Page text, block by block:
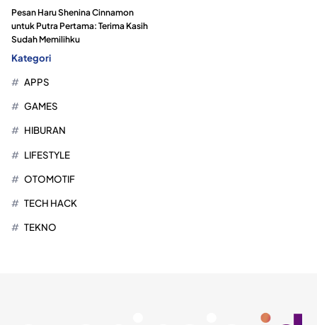
Pesan Haru Shenina Cinnamon
untuk Putra Pertama: Terima Kasih
Sudah Memilihku
Kategori
APPS
GAMES
HIBURAN
LIFESTYLE
OTOMOTIF
TECH HACK
TEKNO